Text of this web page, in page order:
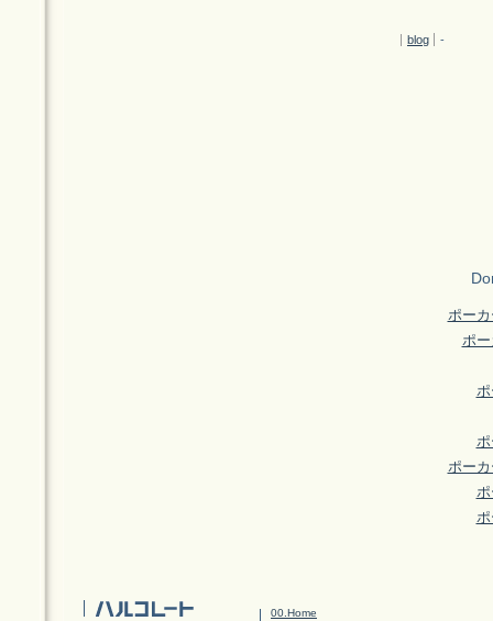
blog -
ポー
ポ
ポー
00.Home